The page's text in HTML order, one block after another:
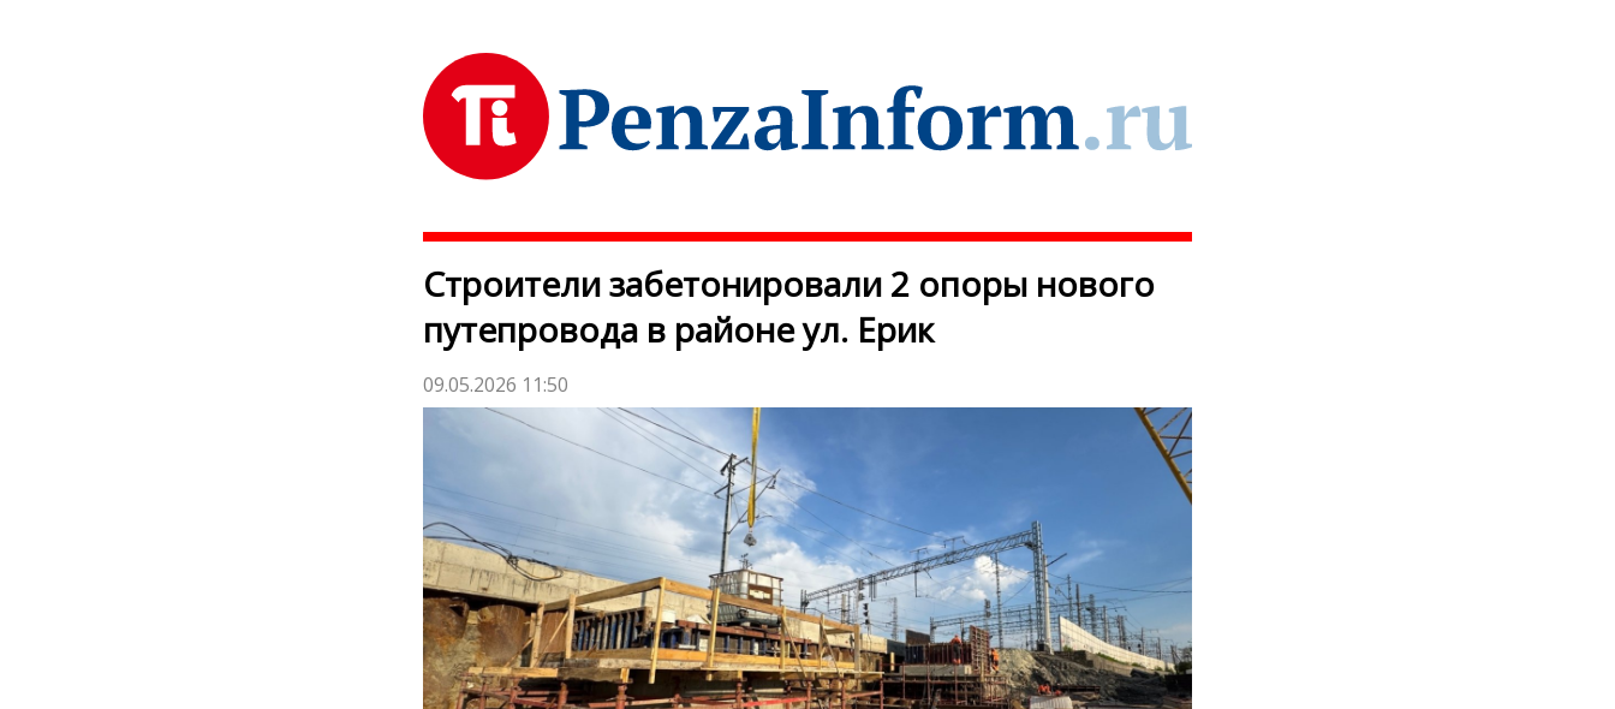
Строители забетонировали 2 опоры нового
путепровода в районе ул. Ерик
09.05.2026 11:50